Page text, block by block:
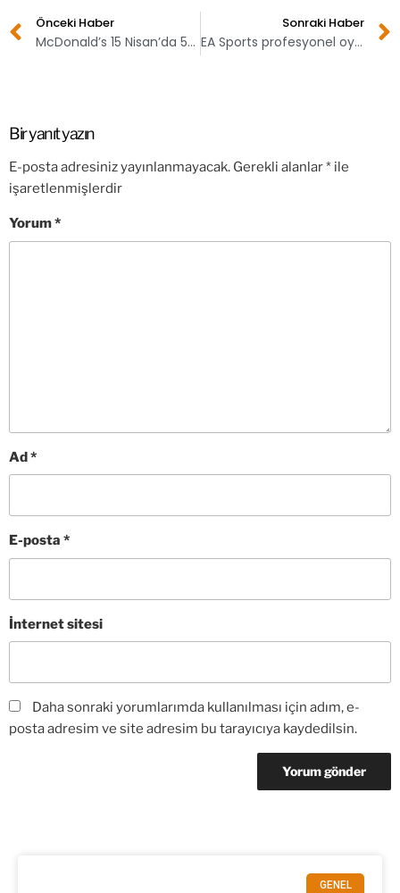
Önceki Haber
McDonald’s 15 Nisan’da 5G akıllı bir ürün duyuracak
Sonraki Haber
EA Sports profesyonel oyuncuların katılacağı bir FIFA 20 turnuvası duyurdu
Bir yanıt yazın
E-posta adresiniz yayınlanmayacak. Gerekli alanlar* ile
işaretlenmişlerdir
Yorum*
Ad*
E-posta *
İnternet sitesi
Daha sonraki yorumlarımda kullanılması için adım, e-
posta adresim ve site adresim bu tarayıcıya kaydedilsin.
GENEL